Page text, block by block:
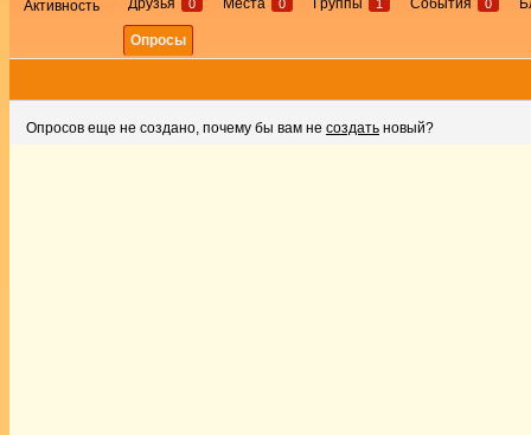
Активность Друзья 0 Места 0 Группы 1 События 0
Опросы
Опросов еще не создано, почему бы вам не создать новый?